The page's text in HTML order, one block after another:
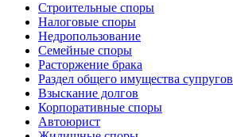
Строительные споры
Налоговые споры
Недропользование
Семейные споры
Расторжение брака
Раздел общего имущества супругов
Взыскание долгов
Корпоративные споры
Автоюрист